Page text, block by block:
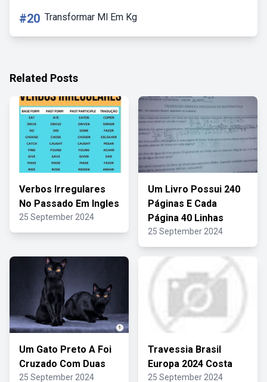
#20 Transformar Ml Em Kg
Related Posts
Verbos Irregulares
No Passado Em Ingles
25 September 2024
Um Livro Possui 240
Páginas E Cada
Página 40 Linhas
25 September 2024
Um Gato Preto A Foi
Cruzado Com Duas
25 September 2024
Travessia Brasil
Europa 2024 Costa
25 September 2024